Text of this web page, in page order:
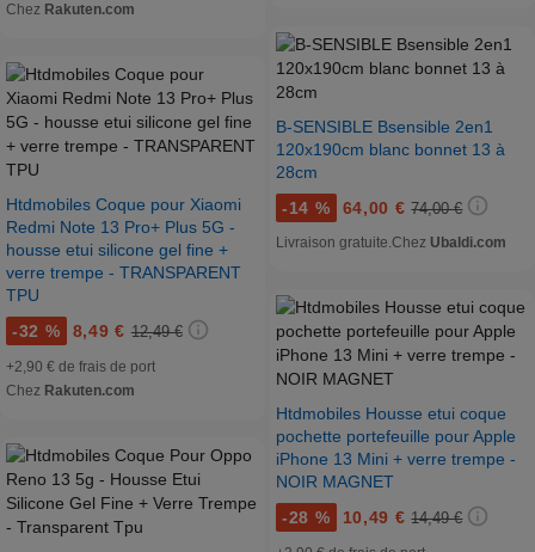
Chez Rakuten.com
Htdmobiles Coque pour Xiaomi
Redmi Note 13 Pro+ Plus 5G -
housse etui silicone gel fine +
verre trempe - TRANSPARENT
TPU
-32 % 8,49 € 12,49 €
+2,90 € de frais de port
Chez Rakuten.com
B-SENSIBLE Bsensible 2en1
120x190cm blanc bonnet 13 à
28cm
-14 % 64,00 € 74,00 €
Livraison gratuite.Chez Ubaldi.com
Htdmobiles Housse etui coque
pochette portefeuille pour Apple
iPhone 13 Mini + verre trempe -
NOIR MAGNET
-28 % 10,49 € 14,49 €